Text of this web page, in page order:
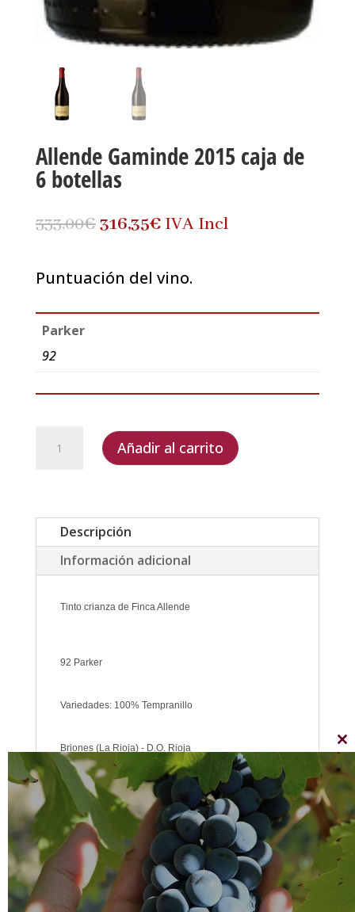
Allende Gaminde 2015 caja de
6 botellas
333,00€El
original
era:
333,00€.
316,35€El
actual
es:
316,35€.
IVA Incl
Puntuación del vino.
Parker
92
Gaminde
de
6
botellas
Añadir al carrito
Descripción
Información adicional
Tinto crianza de Finca Allende
92 Parker
Variedades: 100% Tempranillo
Briones (La Rioja) - D.O. Rioja
Capacidad: 75cl
Graduación: 15%
Elaboración: Crianza de 16 meses en barricas de
roble francés.